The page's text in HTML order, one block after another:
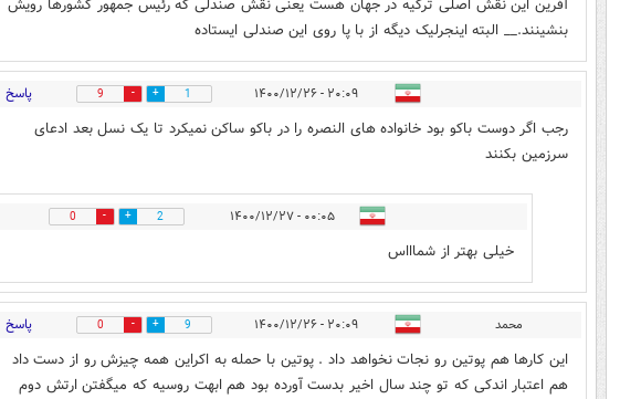
آفرین این نقش اصلی ترکیه در جهان هست یعنی نقش صندلی که رئیس جمهور کشورها رویش
بنشینند.__ البته اینجرلیک دیگه از با پا روی این صندلی ایستاده
۲۰:۰۹ - ۱۴۰۰/۱۲/۲۶ 1
9 پاسخ
رجب اگر دوست باکو بود خانواده های النصره را در باکو ساکن نمیکرد تا یک نسل بعد ادعای
سرزمین بکنند
۰۰:۰۵ - ۱۴۰۰/۱۲/۲۷ 2
0
خیلی بهتر از شماااس
محمد ۲۰:۰۹ - ۱۴۰۰/۱۲/۲۶ 9
0 پاسخ
این کارها هم پوتین رو نجات نخواهد داد . پوتین با حمله به اکراین همه چیزش رو از دست داد
هم اعتبار اندکی که تو چند سال اخیر بدست آورده بود هم ابهت روسیه که میگفتن ارتش دوم